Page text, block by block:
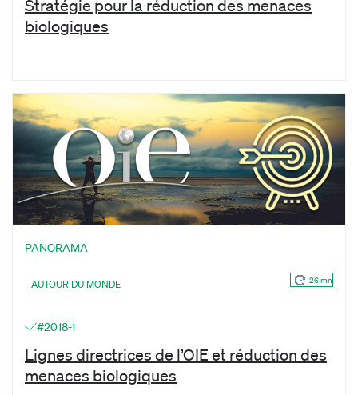
Stratégie pour la réduction des menaces
biologiques
PANORAMA
AUTOUR DU MONDE 26 mn
#2018-1
Lignes directrices de l’OIE et réduction des
menaces biologiques